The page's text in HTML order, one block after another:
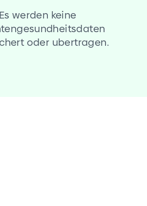
Es werden keine
oder ubertragen.